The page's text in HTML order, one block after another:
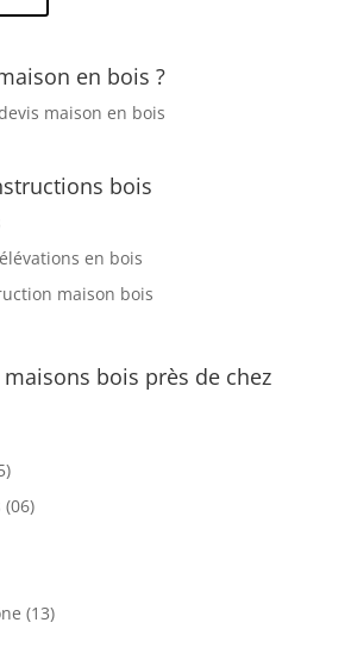
en bois ?
bois
en bois
maison bois
bois près de chez
(13)